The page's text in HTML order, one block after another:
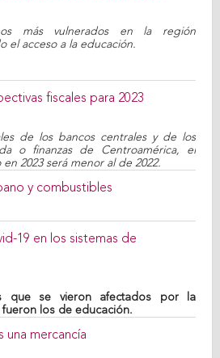
más vulnerados en la región
el acceso a la educación.
fiscales para 2023
de los bancos centrales y de los
o finanzas de Centroamérica, el
2023 será menor al de 2022.
y combustibles
19 en los sistemas de
que se vieron afectados por la
los de educación.
una mercancía